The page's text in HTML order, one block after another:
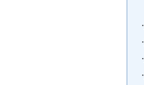
·
·
·
·